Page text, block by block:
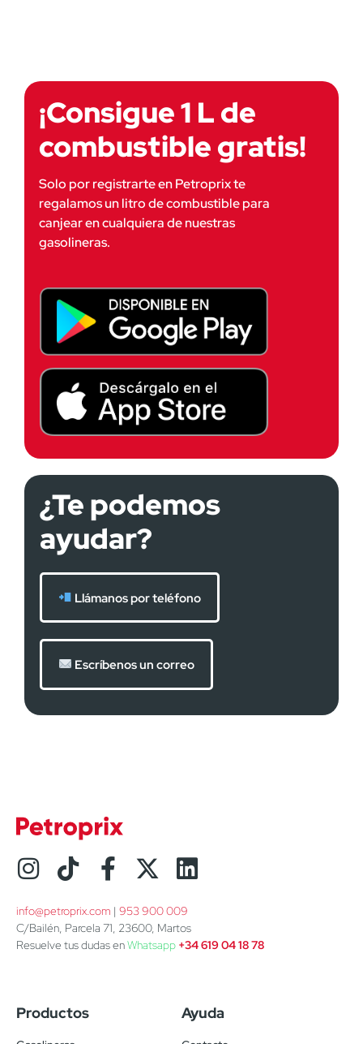
¡Consigue 1 L de
combustible gratis!
Solo por registrarte en Petroprix te
regalamos un litro de combustible para
canjear en cualquiera de nuestras
gasolineras.
¿Te podemos
ayudar?
Llámanos por teléfono
Escríbenos un correo
info@petroprix.com | 953 900 009
C/Bailén, Parcela 71, 23600, Martos
Resuelve tus dudas enWhatsapp +34 619 04 18 78
Productos Ayuda